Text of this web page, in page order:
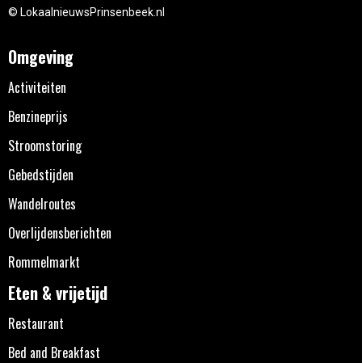
© LokaalnieuwsPrinsenbeek.nl
Omgeving
Activiteiten
Benzineprijs
Stroomstoring
Gebedstijden
Wandelroutes
Overlijdensberichten
Rommelmarkt
Eten & vrijetijd
Restaurant
Bed and Breakfast